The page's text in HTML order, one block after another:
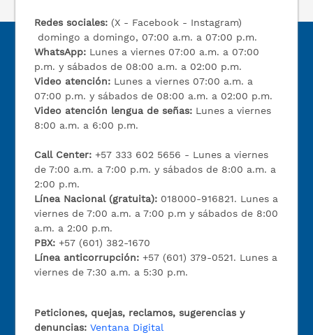
Redes sociales: (X - Facebook - Instagram)
domingo a domingo, 07:00 a.m. a 07:00 p.m.
WhatsApp: Lunes a viernes 07:00 a.m. a 07:00
p.m. y sábados de 08:00 a.m. a 02:00 p.m.
Video atención: Lunes a viernes 07:00 a.m. a
07:00 p.m. y sábados de 08:00 a.m. a 02:00 p.m.
Video atención lengua de señas: Lunes a viernes
8:00 a.m. a 6:00 p.m.
Call Center:+57 333 602 5656 - Lunes a viernes
de 7:00 a.m. a 7:00 p.m. y sábados de 8:00 a.m. a
2:00 p.m.
Línea Nacional (gratuita): 018000-916821. Lunes a
viernes de 7:00 a.m. a 7:00 p.m y sábados de 8:00
a.m. a 2:00 p.m.
PBX:+57 (601) 382-1670
Línea anticorrupción:+57 (601) 379-0521. Lunes a
viernes de 7:30 a.m. a 5:30 p.m.
Peticiones, quejas, reclamos, sugerencias y
denuncias: Ventana Digital